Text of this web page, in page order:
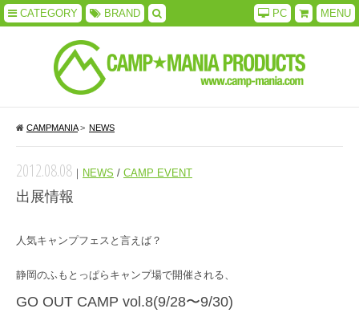
CATEGORY BRAND MENU
PC
CAMPMANIA> NEWS
2012.08.08 ｜ NEWS / CAMP EVENT
出展情報
人気キャンプフェスと言えば？
静岡のふもとっぱらキャンプ場で開催される、
GO OUT CAMP vol.8(9/28〜9/30)